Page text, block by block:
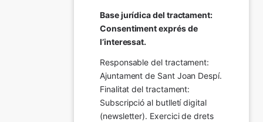
Base jurídica del tractament:
Consentiment exprés de
l’interessat.
Responsable del tractament:
Ajuntament de Sant Joan Despí.
Finalitat del tractament:
Subscripció al butlletí digital
(newsletter). Exercici de drets